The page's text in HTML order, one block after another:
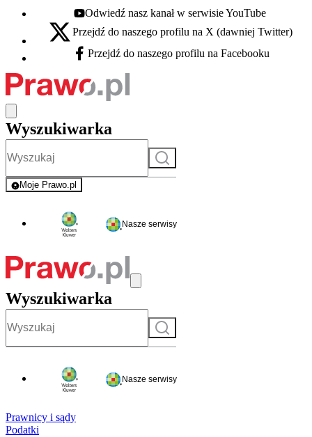
Youtube - otwiera się w nowej karcie
Odwiedź nasz kanał w serwisie YouTube
X - otwiera się w nowej karcie
Przejdź do naszego profilu na X (dawniej Twitter)
Facebook - otwiera się w nowej karcie
Przejdź do naszego profilu na Facebooku
Wyszukiwarka
Szukaj
Moje Prawo.pl
- rejestracja i logowanie do serwisu
Nasze serwisy
Wyszukiwarka
Szukaj
Nasze serwisy
Prawnicy i sądy
Podatki